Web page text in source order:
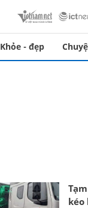
Khỏe - đẹp
kéo